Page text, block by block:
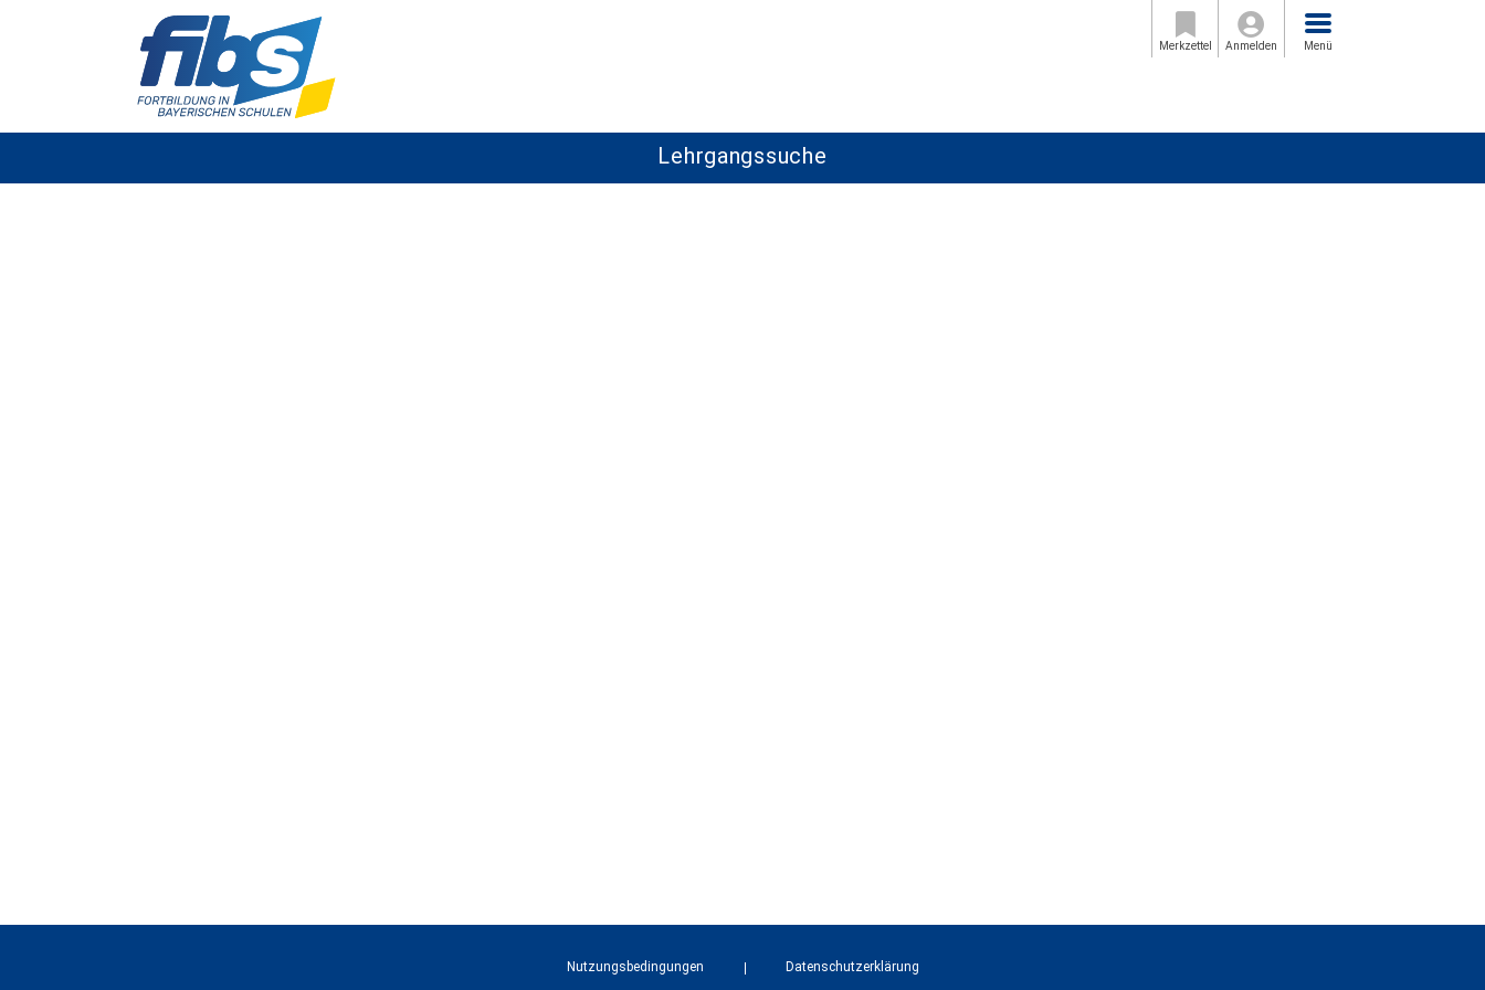
Merkzettel Anmelden
Menü
Menü
Lehrgangssuche
Nutzungsbedingungen Datenschutzerklärung